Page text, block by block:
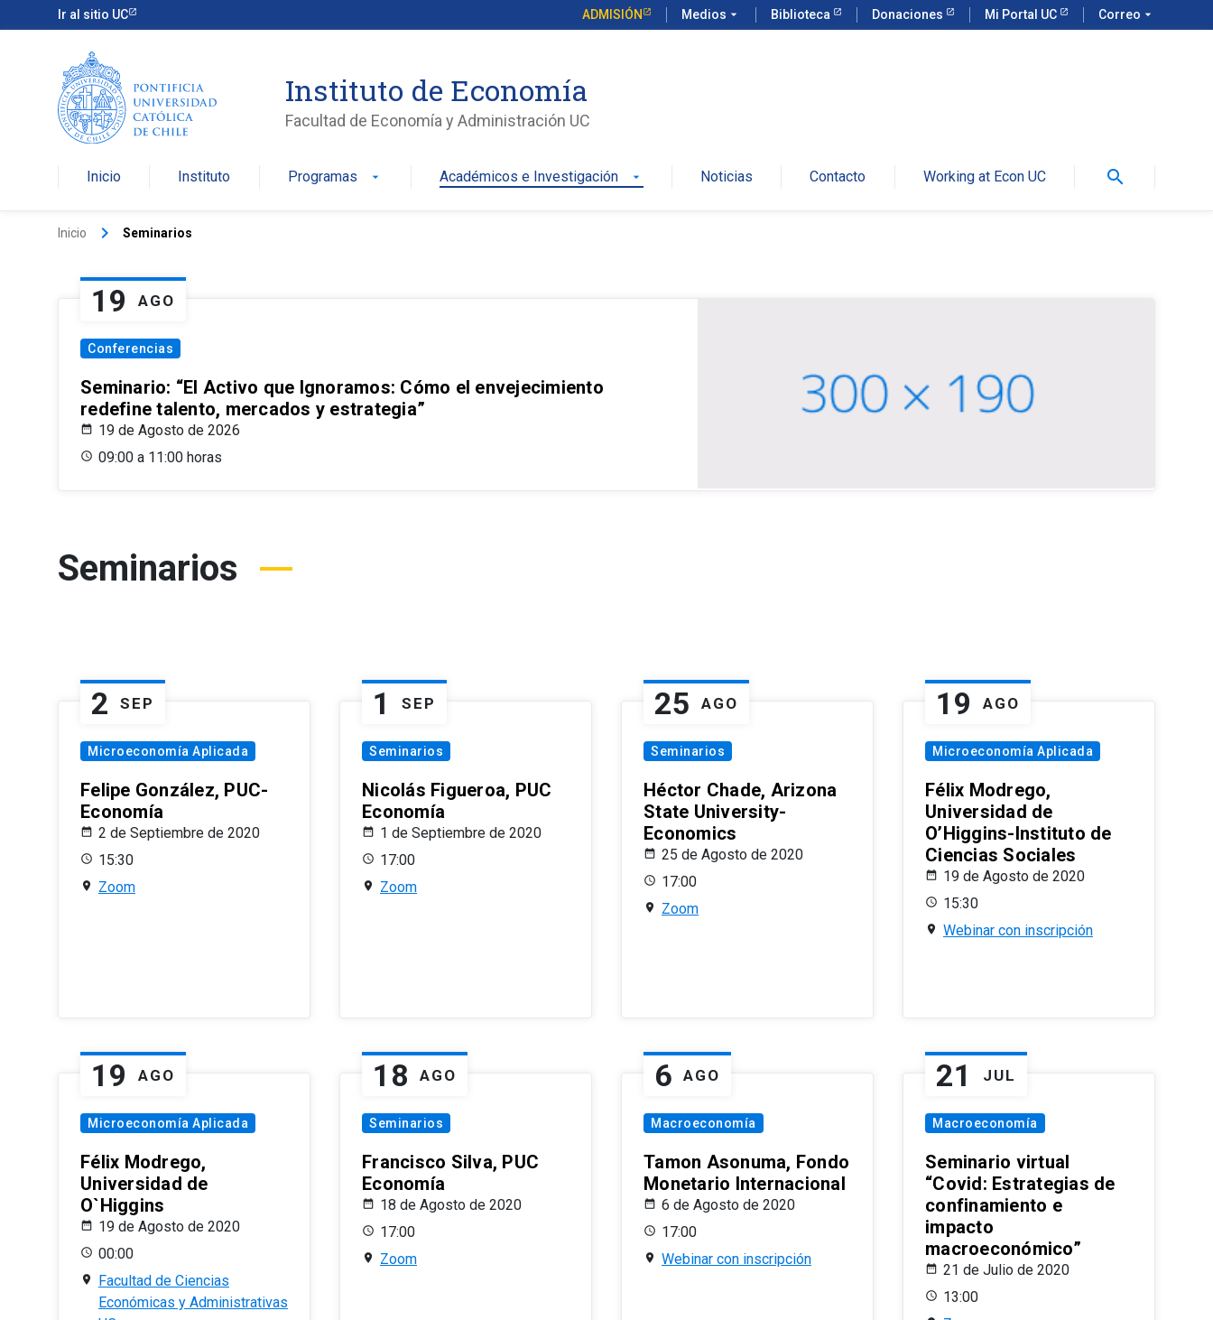
Ir al sitio UC ADMISIÓN Medios arrow_drop_down Biblioteca Donaciones Mi Portal UC Correo arrow_drop_down
Instituto de Economía
Facultad de Economía y Administración UC
Inicio Instituto Programas arrow_drop_down Académicos e Investigación arrow_drop_down Noticias Contacto Working at Econ UC search
Inicio keyboard_arrow_right Seminarios
19 AGO
Conferencias
Seminario: “El Activo que Ignoramos: Cómo el envejecimiento
redefine talento, mercados y estrategia”
19 de Agosto de 2026
09:00 a 11:00 horas
Seminarios
2 SEP
Microeconomía Aplicada
Felipe González, PUC-
Economía
2 de Septiembre de 2020
15:30
Zoom
1 SEP
Seminarios
Nicolás Figueroa, PUC
Economía
1 de Septiembre de 2020
17:00
Zoom
25 AGO
Seminarios
Héctor Chade, Arizona
State University-
Economics
25 de Agosto de 2020
17:00
Zoom
19 AGO
Microeconomía Aplicada
Félix Modrego,
Universidad de
O’Higgins-Instituto de
Ciencias Sociales
19 de Agosto de 2020
15:30
Webinar con inscripción
19 AGO
Microeconomía Aplicada
Félix Modrego,
Universidad de
O`Higgins
19 de Agosto de 2020
00:00
Facultad de Ciencias
Económicas y Administrativas
18 AGO
Seminarios
Francisco Silva, PUC
Economía
18 de Agosto de 2020
17:00
Zoom
6 AGO
Macroeconomía
Tamon Asonuma, Fondo
Monetario Internacional
6 de Agosto de 2020
17:00
Webinar con inscripción
21 JUL
Macroeconomía
Seminario virtual
“Covid: Estrategias de
confinamiento e
impacto
macroeconómico”
21 de Julio de 2020
13:00